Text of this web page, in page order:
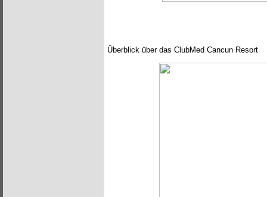
Überblick über das ClubMed Cancun Resort